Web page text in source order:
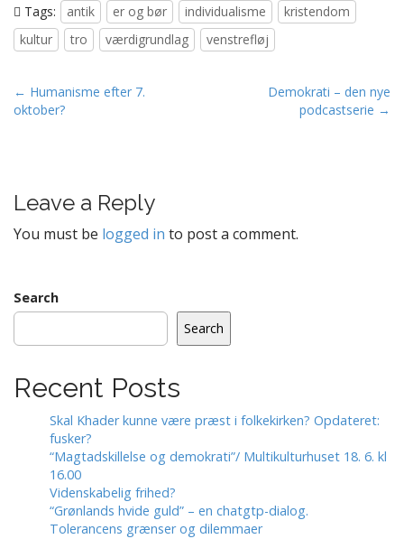
Tags: antik er og bør individualisme
kristendom
kultur
tro værdigrundlag venstrefløj
P
o
a
v
a
i
o
n
← Humanisme efter 7.
oktober?
Demokrati – den nye
podcastserie →
Leave a Reply
You must be logged in to post a comment.
Search
Search
Recent Posts
Skal Khader kunne være præst i folkekirken? Opdateret:
fusker?
“Magtadskillelse og demokrati”/ Multikulturhuset 18. 6. kl
16.00
Videnskabelig frihed?
“Grønlands hvide guld” – en chatgtp-dialog.
Tolerancens grænser og dilemmaer